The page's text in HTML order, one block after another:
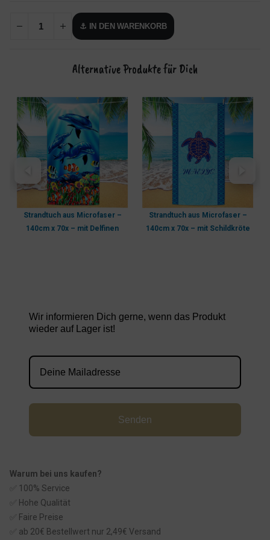
⚓ IN DEN WARENKORB
Alternative Produkte für Dich
Strandtuch aus Microfaser –
140cm x 70x – mit Delfinen
Strandtuch aus Microfaser –
140cm x 70x – mit Schildkröte
Wir informieren Dich gerne, wenn das Produkt
wieder auf Lager ist!
Senden
Warum bei uns kaufen?
✅ 100% Service
✅ Hohe Qualität
✅ Faire Preise
✅ ab 20€ Bestellwert nur 2,49€ Versand